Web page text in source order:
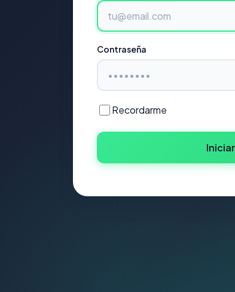
Contraseña
Recordarme